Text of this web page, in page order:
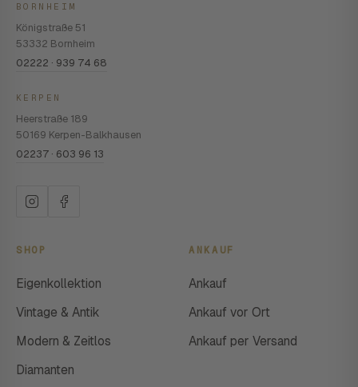
BORNHEIM
Königstraße 51
53332 Bornheim
02222 · 939 74 68
KERPEN
Heerstraße 189
50169 Kerpen-Balkhausen
02237 · 603 96 13
SHOP
Eigenkollektion
Vintage & Antik
Modern & Zeitlos
Diamanten
ANKAUF
Ankauf
Ankauf vor Ort
Ankauf per Versand